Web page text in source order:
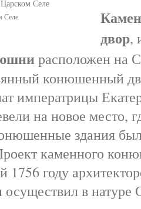
Селе
двор,
расположен на
конюшенный
императрицы
на новое место,
здания
каменного
1756 году
осуществил в